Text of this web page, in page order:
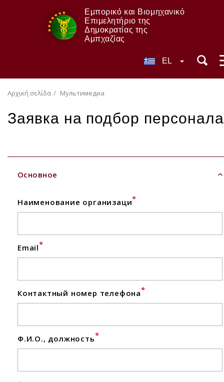
Εμπορικό και Βιομηχανικό
Επιμελητήριο της
Δημοκρατίας της
Αμπχαζίας
EL
Αρχική σελίδα Мультимедиа
Заявка на подбор персонала
Основное
Наименование организаци*
Email*
Контактный номер телефона*
Ф.И.О., должность*